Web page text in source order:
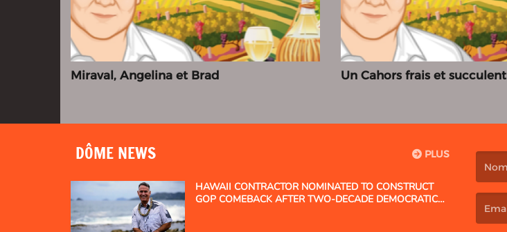
Miraval, Angelina et Brad Un Cahors frais et succulent
PLUS
DÔME NEWS
HAWAII CONTRACTOR NOMINATED TO CONSTRUCT
GOP COMEBACK AFTER TWO-DECADE DEMOCRATIC